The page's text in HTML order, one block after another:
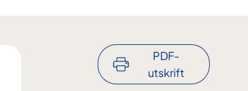
PDF-
utskrift